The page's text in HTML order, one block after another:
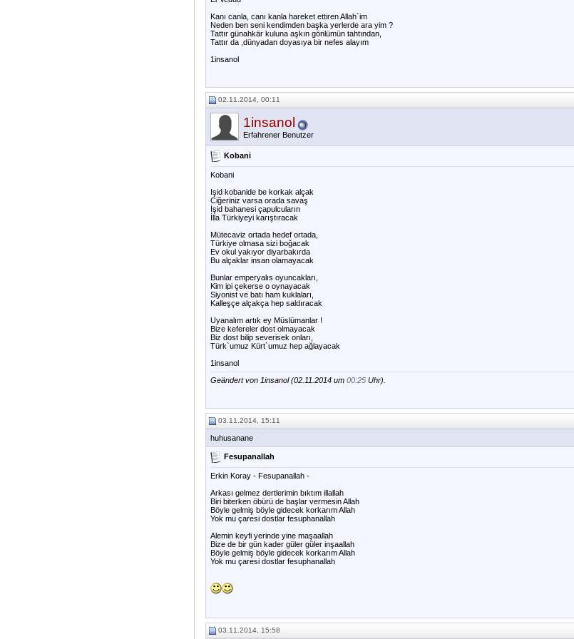
Kanı canla, canı kanla hareket ettiren Allah`im
Neden ben seni kendimden başka yerlerde ara yim ?
Tattır günahkär kuluna aşkın gönlümün tahtından,
Tattır da ,dünyadan doyasıya bir nefes alayım
1insanol
02.11.2014, 00:11
1insanol
Erfahrener Benutzer
Kobani
Kobani
Işid kobanide be korkak alçak
Ciğeriniz varsa orada savaş
İşid bahanesi çapulcuların
İlla Türkiyeyi karıştıracak
Mütecaviz ortada hedef ortada,
Türkiye olmasa sizi boğacak
Ev okul yakıyor diyarbakırda
Bu alçaklar insan olamayacak
Bunlar emperyalıs oyuncakları,
Kim ipi çekerse o oynayacak
Siyonist ve batı ham kuklaları,
Kalleşçe alçakça hep saldıracak
Uyanalım artık ey Müslümanlar !
Bize kefereler dost olmayacak
Biz dost bilip severisek onları,
Türk`umuz Kürt`umuz hep ağlayacak
1insanol
Geändert von 1insanol (02.11.2014 um 00:25 Uhr).
03.11.2014, 15:11
huhusanane
Fesupanallah
Erkin Koray - Fesupanallah -
Arkası gelmez dertlerimin bıktım illallah
Biri biterken öbürü de başlar vermesin Allah
Böyle gelmiş böyle gidecek korkarım Allah
Yok mu çaresi dostlar fesuphanallah
Alemin keyfi yerinde yine maşaallah
Bize de bir gün kader güler güler inşaallah
Böyle gelmiş böyle gidecek korkarım Allah
Yok mu çaresi dostlar fesuphanallah
03.11.2014, 15:58